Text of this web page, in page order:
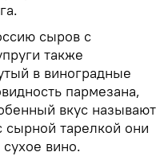
сыров с
также
в виноградные
пармезана,
вкус называют
тарелкой они
вино.